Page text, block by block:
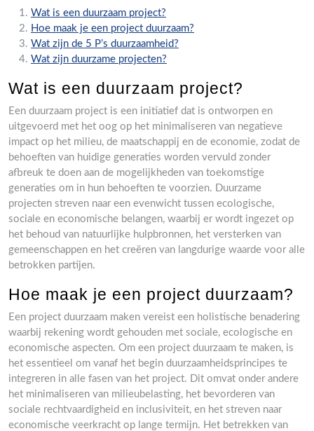
Wat is een duurzaam project?
Hoe maak je een project duurzaam?
Wat zijn de 5 P’s duurzaamheid?
Wat zijn duurzame projecten?
Wat is een duurzaam project?
Een duurzaam project is een initiatief dat is ontworpen en
uitgevoerd met het oog op het minimaliseren van negatieve
impact op het milieu, de maatschappij en de economie, zodat de
behoeften van huidige generaties worden vervuld zonder
afbreuk te doen aan de mogelijkheden van toekomstige
generaties om in hun behoeften te voorzien. Duurzame
projecten streven naar een evenwicht tussen ecologische,
sociale en economische belangen, waarbij er wordt ingezet op
het behoud van natuurlijke hulpbronnen, het versterken van
gemeenschappen en het creëren van langdurige waarde voor alle
betrokken partijen.
Hoe maak je een project duurzaam?
Een project duurzaam maken vereist een holistische benadering
waarbij rekening wordt gehouden met sociale, ecologische en
economische aspecten. Om een project duurzaam te maken, is
het essentieel om vanaf het begin duurzaamheidsprincipes te
integreren in alle fasen van het project. Dit omvat onder andere
het minimaliseren van milieubelasting, het bevorderen van
sociale rechtvaardigheid en inclusiviteit, en het streven naar
economische veerkracht op lange termijn. Het betrekken van